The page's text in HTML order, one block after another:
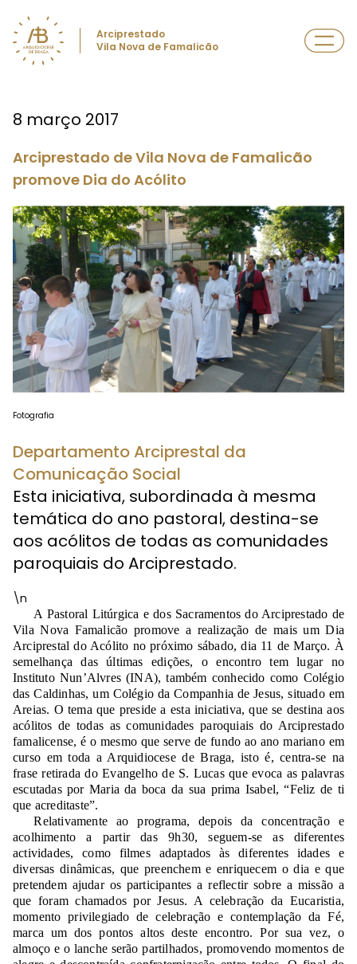
Arciprestado
Vila Nova de Famalicão
8 março 2017
Arciprestado de Vila Nova de Famalicão
promove Dia do Acólito
Fotografia
Departamento Arciprestal da
Comunicação Social
Esta iniciativa, subordinada à mesma
temática do ano pastoral, destina-se
aos acólitos de todas as comunidades
paroquiais do Arciprestado.
\n
A Pastoral Litúrgica e dos Sacramentos do Arciprestado de
Vila Nova Famalicão promove a realização de mais um Dia
Arciprestal do Acólito no próximo sábado, dia 11 de Março. À
semelhança das últimas edições, o encontro tem lugar no
Instituto Nun’Alvres (INA), também conhecido como Colégio
das Caldinhas, um Colégio da Companhia de Jesus, situado em
Areias. O tema que preside a esta iniciativa, que se destina aos
acólitos de todas as comunidades paroquiais do Arciprestado
famalicense, é o mesmo que serve de fundo ao ano mariano em
curso em toda a Arquidiocese de Braga, isto é, centra-se na
frase retirada do Evangelho de S. Lucas que evoca as palavras
escutadas por Maria da boca da sua prima Isabel, “Feliz de ti
que acreditaste”.
Relativamente ao programa, depois da concentração e
acolhimento a partir das 9h30, seguem-se as diferentes
actividades, como filmes adaptados às diferentes idades e
diversas dinâmicas, que preenchem e enriquecem o dia e que
pretendem ajudar os participantes a reflectir sobre a missão a
que foram chamados por Jesus. A celebração da Eucaristia,
momento privilegiado de celebração e contemplação da Fé,
marca um dos pontos altos deste encontro. Por sua vez, o
almoço e o lanche serão partilhados, promovendo momentos de